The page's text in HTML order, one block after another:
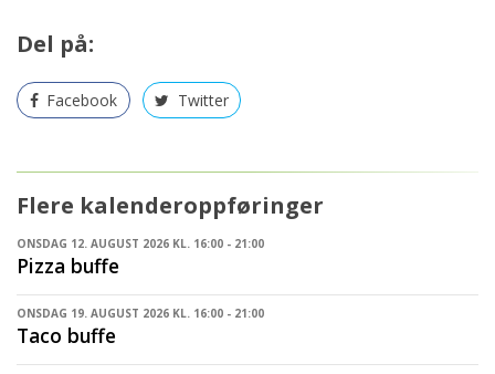
Del på:
Facebook Twitter
Flere kalenderoppføringer
ONSDAG 12. AUGUST 2026 KL. 16:00 - 21:00
Pizza buffe
ONSDAG 19. AUGUST 2026 KL. 16:00 - 21:00
Taco buffe